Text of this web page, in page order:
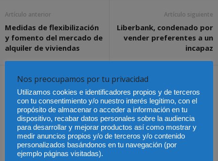
Artículo anterior
Medidas de flexibilización
y fomento del mercado de
alquiler de viviendas
Artículo siguiente
Liberbank, condenado por
vender preferentes a un
incapaz
Artículos relacionados Más del autor
Marta Martínez, nueva
presidenta del Consell
María Pastor y Joan
Martínez, reelegidos
Sergi Guillén, nuevo
Nos preocupamos por tu privacidad
Utilizamos cookies e identificadores propios y de terceros
con tu consentimiento y/o nuestro interés legítimo, con el
propósito de almacenar o acceder a información en tu
dispositivo, recabar datos personales sobre la audiencia
para desarrollar y mejorar productos así como mostrar y
medir anuncios propios y/o de terceros y/o contenido
personalizados basándonos en tu navegación (por
ejemplo páginas visitadas).